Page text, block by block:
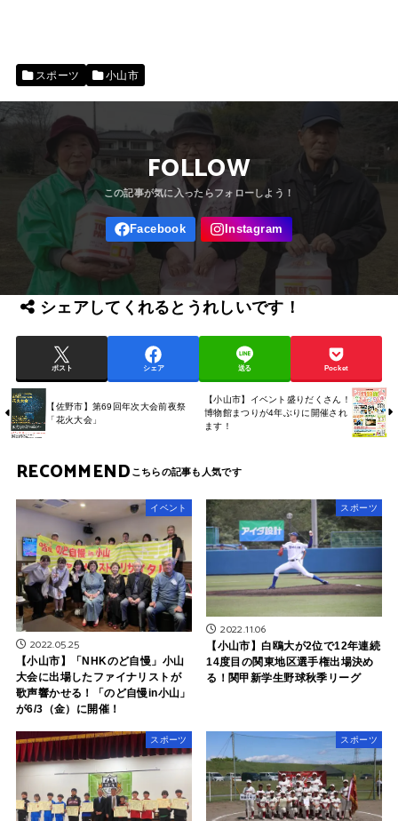
スポーツ 小山市
FOLLOW
シェアしてくれるとうれしいです！
ポスト シェア 送る Pocket
【佐野市】第69回年次大会前夜祭
「花火大会」
【小山市】イベント盛りだくさん！
博物館まつりが4年ぶりに開催され
ます！
RECOMMEND
イベント
2022.05.25
【小山市】「NHKのど自慢」小山
大会に出場したファイナリストが
歌声響かせる！「のど自慢in小山」
が6/3（金）に開催！
スポーツ
2022.11.06
【小山市】白鴎大が2位で12年連続
14度目の関東地区選手権出場決め
る！関甲新学生野球秋季リーグ
スポーツ スポーツ